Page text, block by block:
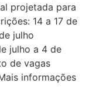
projetada para
14 a 17 de
julho
julho a 4 de
de vagas
informações